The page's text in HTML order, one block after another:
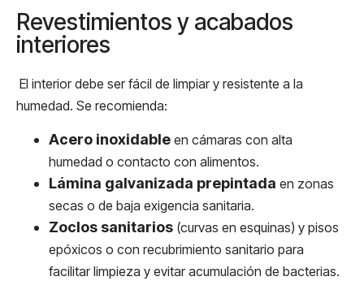
Revestimientos y acabados
interiores
El interior debe ser fácil de limpiar y resistente a la
humedad. Se recomienda:
Acero inoxidable en cámaras con alta
humedad o contacto con alimentos.
Lámina galvanizada prepintada en zonas
secas o de baja exigencia sanitaria.
Zoclos sanitarios (curvas en esquinas) y pisos
epóxicos o con recubrimiento sanitario para
facilitar limpieza y evitar acumulación de bacterias.